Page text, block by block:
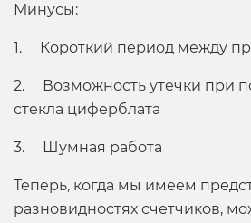
Минусы:
1. Короткий период между
2. Возможность утечки при
стекла циферблата
3. Шумная работа
Теперь, когда мы имеем
разновидностях счетчиков,